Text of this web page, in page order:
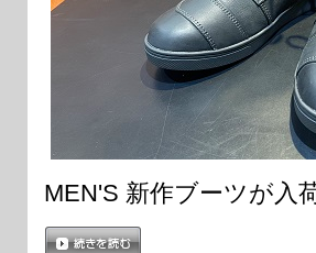
MEN'S 新作ブーツが入